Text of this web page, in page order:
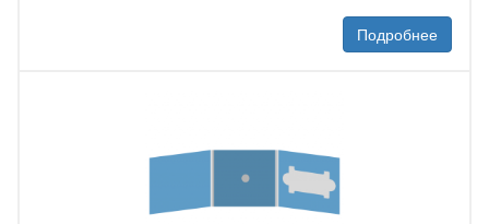
Подробнее